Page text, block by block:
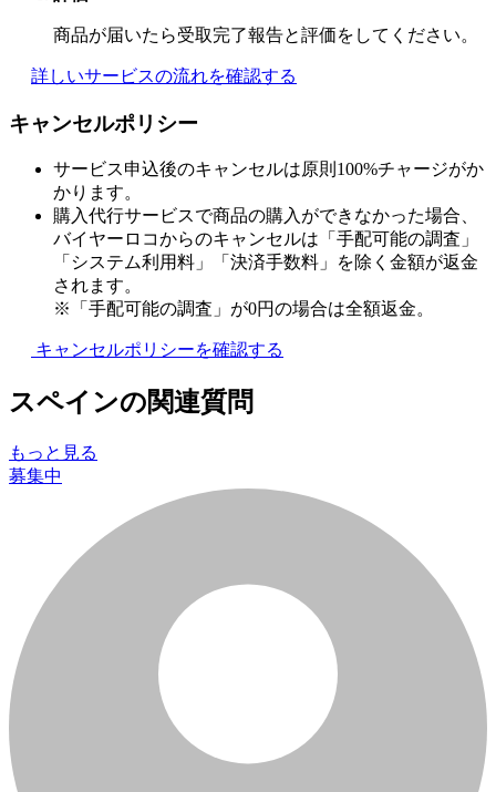
商品が届いたら受取完了報告と評価をしてください。
詳しいサービスの流れを確認する
キャンセルポリシー
サービス申込後のキャンセルは原則100%チャージがか
かります。
購入代行サービスで商品の購入ができなかった場合、
バイヤーロコからのキャンセルは「手配可能の調査」
「システム利用料」「決済手数料」を除く金額が返金
されます。
※「手配可能の調査」が0円の場合は全額返金。
キャンセルポリシーを確認する
スペインの関連質問
もっと見る
募集中